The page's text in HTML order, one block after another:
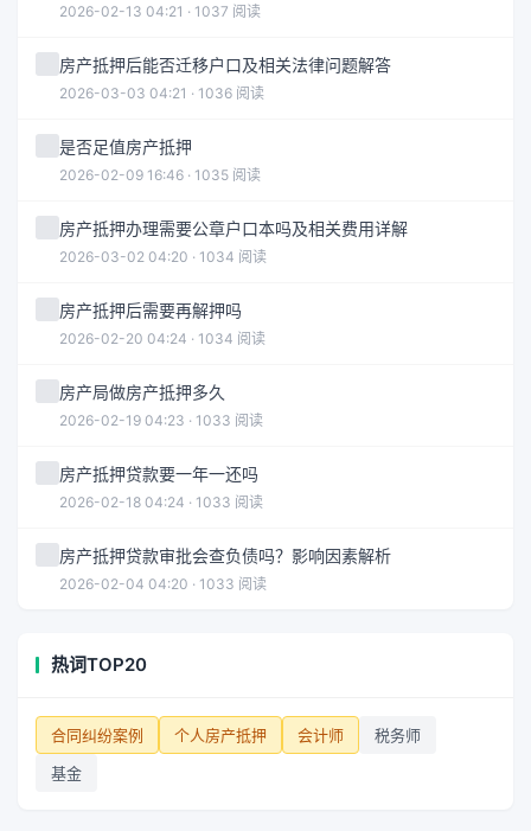
2026-02-13 04:21 · 1037 阅读
房产抵押后能否迁移户口及相关法律问题解答
2026-03-03 04:21 · 1036 阅读
是否足值房产抵押
2026-02-09 16:46 · 1035 阅读
房产抵押办理需要公章户口本吗及相关费用详解
2026-03-02 04:20 · 1034 阅读
房产抵押后需要再解押吗
2026-02-20 04:24 · 1034 阅读
房产局做房产抵押多久
2026-02-19 04:23 · 1033 阅读
房产抵押贷款要一年一还吗
2026-02-18 04:24 · 1033 阅读
房产抵押贷款审批会查负债吗？影响因素解析
2026-02-04 04:20 · 1033 阅读
热词TOP20
合同纠纷案例 个人房产抵押 会计师
税务师
基金